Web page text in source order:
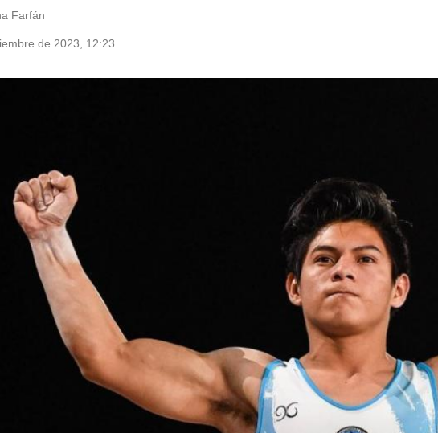
Farfán
de 2023, 12:23